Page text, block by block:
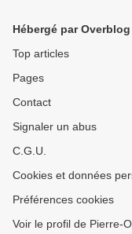
Hébergé par Overblog
Top articles
Pages
Contact
Signaler un abus
C.G.U.
Cookies et données
Préférences cookies
Voir le profil de Pierre-